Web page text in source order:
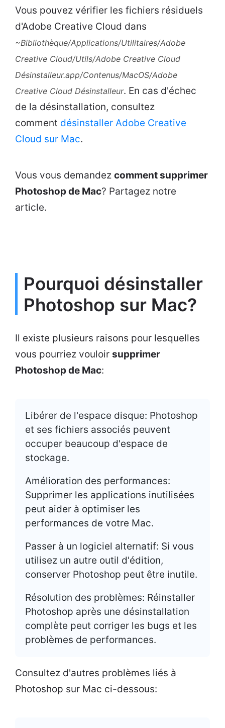
Vous pouvez vérifier les fichiers résiduels
d'Adobe Creative Cloud dans
~Bibliothèque/Applications/Utilitaires/Adobe
Creative Cloud/Utils/Adobe Creative Cloud
Désinstalleur.app/Contenus/MacOS/Adobe
Creative Cloud Désinstalleur. En cas d'échec
de la désinstallation, consultez
comment désinstaller Adobe Creative
Cloud sur Mac.
Vous vous demandez comment supprimer
Photoshop de Mac? Partagez notre
article.
Pourquoi désinstaller
Photoshop sur Mac?
Il existe plusieurs raisons pour lesquelles
vous pourriez vouloir supprimer
Photoshop de Mac:
Libérer de l'espace disque: Photoshop
et ses fichiers associés peuvent
occuper beaucoup d'espace de
stockage.
Amélioration des performances:
Supprimer les applications inutilisées
peut aider à optimiser les
performances de votre Mac.
Passer à un logiciel alternatif: Si vous
utilisez un autre outil d'édition,
conserver Photoshop peut être inutile.
Résolution des problèmes: Réinstaller
Photoshop après une désinstallation
complète peut corriger les bugs et les
problèmes de performances.
Consultez d'autres problèmes liés à
Photoshop sur Mac ci-dessous: